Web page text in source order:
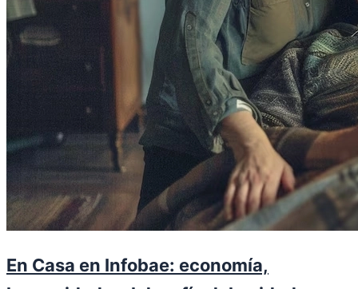
En Casa en Infobae: economía,